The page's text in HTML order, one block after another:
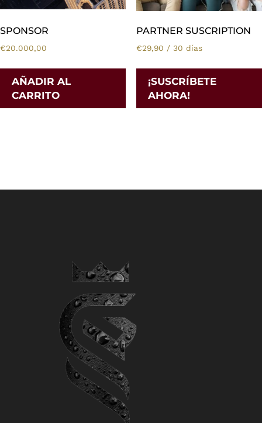
SPONSOR
€20.000,00
AÑADIR AL
CARRITO
PARTNER SUSCRIPTION
€29,90 / 30 días
¡SUSCRÍBETE
AHORA!